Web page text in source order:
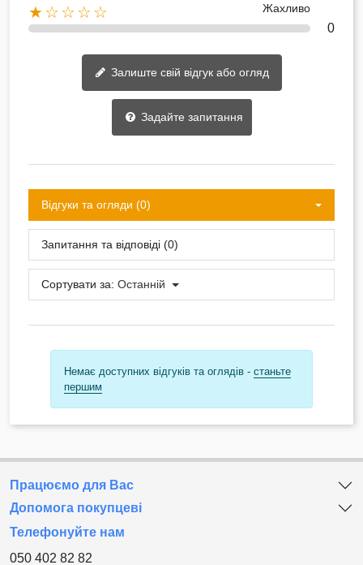
★☆☆☆☆ Жахливо
0
Залиште свій відгук або огляд
Задайте запитання
Відгуки та огляди (0)
Запитання та відповіді (0)
Сортувати за: Останній
Немає доступних відгуків та оглядів - станьте
першим
Працюємо для Вас
Допомога покупцеві
Телефонуйте нам
050 402 82 82